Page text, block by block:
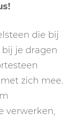
die bij
je dragen
zich mee.
verwerken,